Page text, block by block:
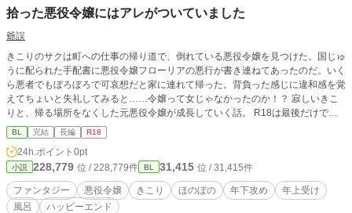
拾った悪役令嬢にはアレがついていました
爺誤
きこりのサクは町への仕事の帰り道で、倒れている悪役令嬢を見つけた。国じゅ
うに配られた手配書に悪役令嬢フローリアの悪行が書き連ねてあったのだ。いく
ら悪者でもぼろぼろで可哀想だと家に連れて帰った。背負った感じに違和感を覚
えてちょいと失礼してみると……令嬢って女じゃなかったのか！？ 寂しいきこ
りと、帰る場所をなくした元悪役令嬢が成長していく話。 R18は最後だけで
す！ 小説家になろう・ムーンライトノベルズにも投稿しています
BL 完結 長編 R18
24h.ポイント 0pt
小説 228,779 位 / 228,779件 BL 31,415 位 / 31,415件
ファンタジー 悪役令嬢 きこり ほのぼの 年下攻め
年上受け
風呂
ハッピーエンド